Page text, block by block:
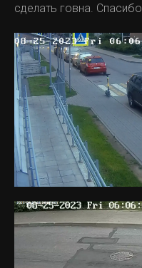
сделать говна. Спасибо.